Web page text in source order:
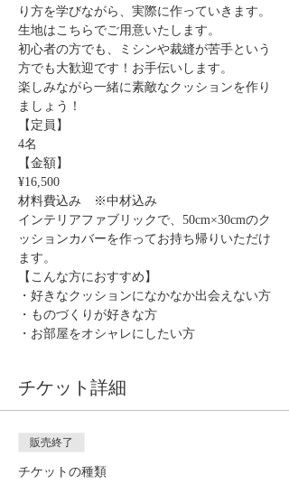
り方を学びながら、実際に作っていきます。
生地はこちらでご用意いたします。
初心者の方でも、ミシンや裁縫が苦手という
方でも大歓迎です！お手伝いします。
楽しみながら一緒に素敵なクッションを作り
ましょう！
【定員】
4名
【金額】
¥16,500
材料費込み　※中材込み
インテリアファブリックで、50cm×30cmのク
ッションカバーを作ってお持ち帰りいただけ
ます。
【こんな方におすすめ】
・好きなクッションになかなか出会えない方
・ものづくりが好きな方
・お部屋をオシャレにしたい方
チケット詳細
販売終了
チケットの種類